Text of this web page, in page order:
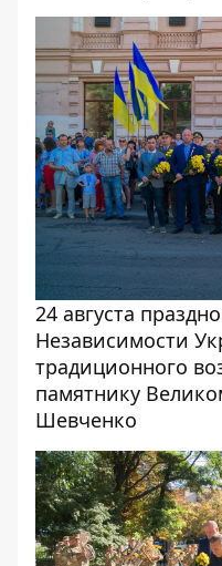
24 августа
Независимости
традиционного
памятнику
Шевченко